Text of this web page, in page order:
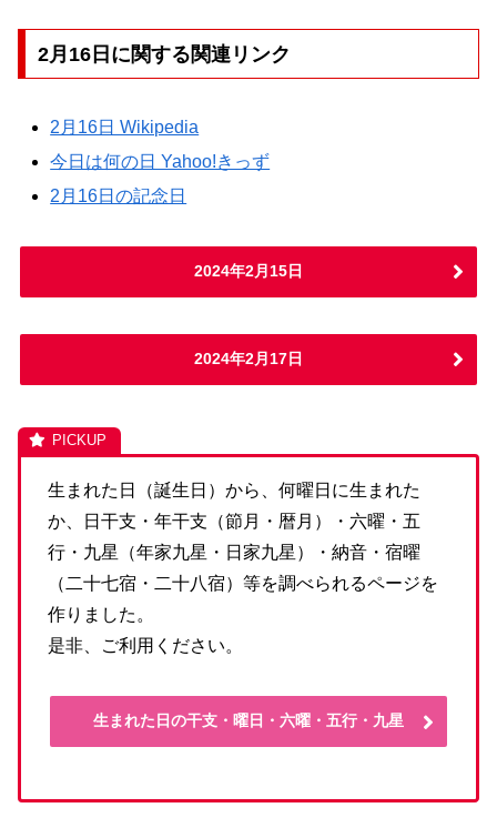
2月16日に関する関連リンク
2月16日 Wikipedia
今日は何の日 Yahoo!きっず
2月16日の記念日
2024年2月15日
2024年2月17日
生まれた日（誕生日）から、何曜日に生まれた
か、日干支・年干支（節月・暦月）・六曜・五
行・九星（年家九星・日家九星）・納音・宿曜
（二十七宿・二十八宿）等を調べられるページを
作りました。
是非、ご利用ください。
生まれた日の干支・曜日・六曜・五行・九星